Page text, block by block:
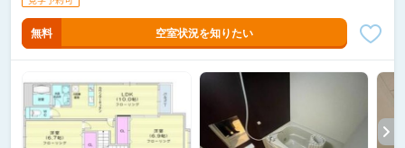
無料 空室状況を知りたい